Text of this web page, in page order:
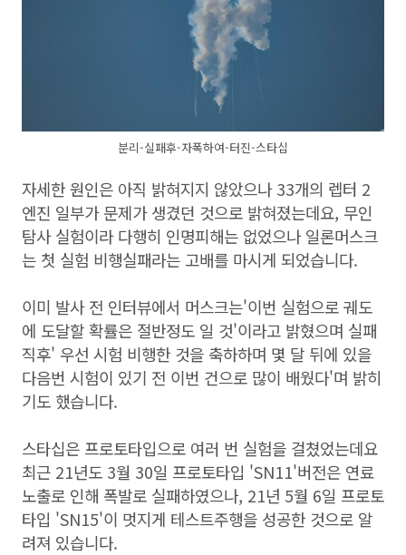
분리-실패후-자폭하여-터진-스타십
자세한 원인은 아직 밝혀지지 않았으나 33개의 렙터 2
엔진 일부가 문제가 생겼던 것으로 밝혀졌는데요, 무인
탐사 실험이라 다행히 인명피해는 없었으나 일론머스크
는 첫 실험 비행실패라는 고배를 마시게 되었습니다.
이미 발사 전 인터뷰에서 머스크는'이번 실험으로 궤도
에 도달할 확률은 절반정도 일 것'이라고 밝혔으며 실패
직후' 우선 시험 비행한 것을 축하하며 몇 달 뒤에 있을
다음번 시험이 있기 전 이번 건으로 많이 배웠다'며 밝히
기도 했습니다.
스타십은 프로토타입으로 여러 번 실험을 걸쳤었는데요
최근 21년도 3월 30일 프로토타입 'SN11'버전은 연료
노출로 인해 폭발로 실패하였으나, 21년 5월 6일 프로토
타입 'SN15'이 멋지게 테스트주행을 성공한 것으로 알
려져 있습니다.